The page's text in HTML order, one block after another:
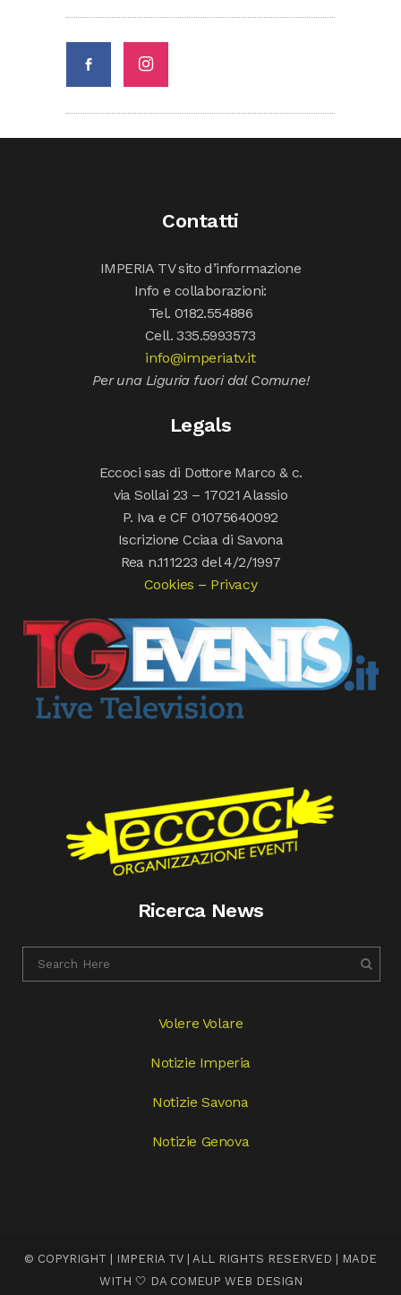
Contatti
IMPERIA TV sito d’informazione
Info e collaborazioni:
Tel. 0182.554886
Cell. 335.5993573
info@imperiatv.it
Per una Liguria fuori dal Comune!
Legals
Eccoci sas di Dottore Marco & c.
via Sollai 23 – 17021 Alassio
P. Iva e CF 01075640092
Iscrizione Cciaa di Savona
Rea n.111223 del 4/2/1997
Cookies – Privacy
Ricerca News
Volere Volare
Notizie Imperia
Notizie Savona
Notizie Genova
© COPYRIGHT | IMPERIA TV | ALL RIGHTS RESERVED | MADE
WITH 🤍 DA COMEUP WEB DESIGN